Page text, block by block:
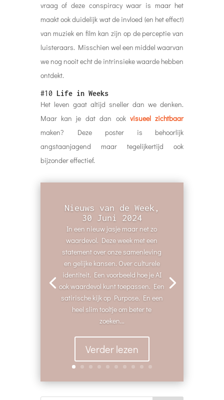
vraag of deze conspiracy waar is maar het
maakt ook duidelijk wat de invloed (en het effect)
van muziek en film kan zijn op de perceptie van
luisteraars. Misschien wel een middel waarvan
we nog nooit echt de intrinsieke waarde hebben
ontdekt.
#10 Life in Weeks
Het leven gaat altijd sneller dan we denken.
Maar kan je dat dan ook visueel zichtbaar
maken? Deze poster is behoorlijk
angstaanjagend maar tegelijkertijd ook
bijzonder effectief.
Nieuws van de Week,
30 Juni 2024
In een nieuw jasje maar net zo
waardevol. Deze week met een
statement over onze samenleving
en gelijke kansen. Over culturele
identiteit. Een voorbeeld hoe je AI
ook waardevol kunt toepassen. Een
satirische kijk op Purpose. En een
heel slim tooltje om beter te
zoeken...
Verder lezen